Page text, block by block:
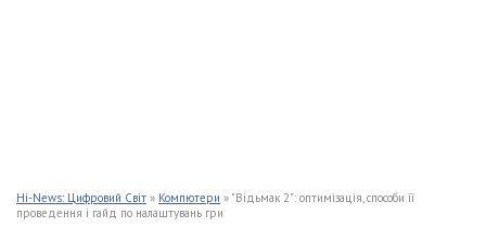
Hi-News: Цифровий Світ » Компютери » "Відьмак 2": оптимізація, способи її
проведення і гайд по налаштувань гри